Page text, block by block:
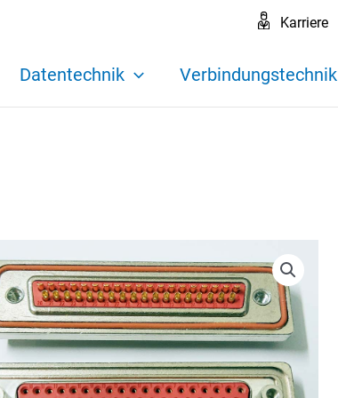
Karriere
Datentechnik Verbindungstechnik